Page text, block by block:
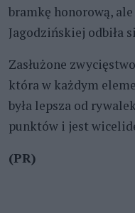
bramkę honorową,
Jagodzińskiej odbiła
Zasłużone
która w każdym
była lepsza od
punktów i jest
(PR)